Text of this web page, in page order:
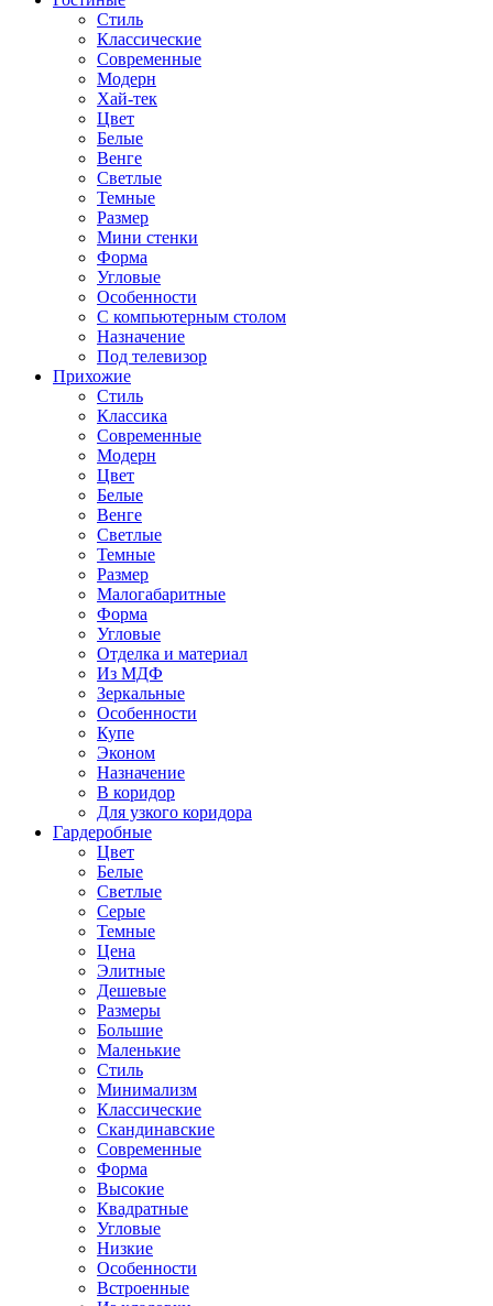
Стиль
Классические
Современные
Модерн
Хай-тек
Цвет
Белые
Венге
Светлые
Темные
Размер
Мини стенки
Форма
Угловые
Особенности
С компьютерным столом
Назначение
Под телевизор
Прихожие
Стиль
Классика
Современные
Модерн
Цвет
Белые
Венге
Светлые
Темные
Размер
Малогабаритные
Форма
Угловые
Отделка и материал
Из МДФ
Зеркальные
Особенности
Купе
Эконом
Назначение
В коридор
Для узкого коридора
Гардеробные
Цвет
Белые
Светлые
Серые
Темные
Цена
Элитные
Дешевые
Размеры
Большие
Маленькие
Стиль
Минимализм
Классические
Скандинавские
Современные
Форма
Высокие
Квадратные
Угловые
Низкие
Особенности
Встроенные